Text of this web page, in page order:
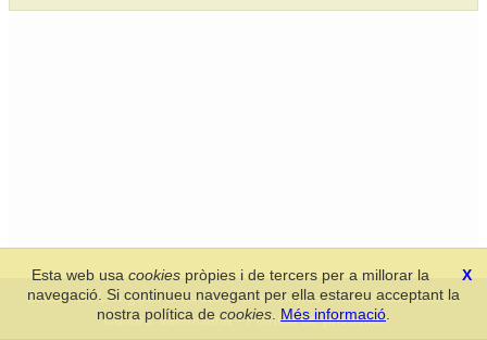
Secció de Llengua i Lliteratura Valencianes-Real Acadèmia de
Cultura Valenciana-Política de privacitat
X
Esta web usacookies pròpies i de tercers per a millorar la
navegació. Si continueu navegant per ella estareu acceptant la
nostra política de cookies Més informació